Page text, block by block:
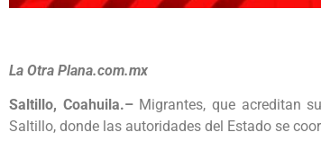
La Otra Plana.com.mx
Saltillo, Coahuila.–Migrantes, que acreditan
Saltillo, donde las autoridades del Estado se